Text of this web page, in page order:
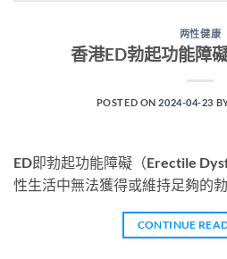
两性健康
香港ED勃起功能障
POSTED ON2024-04-23
ED即勃起功能障礙（Erectile
性生活中無法獲得或維持足夠的
CONTINUE